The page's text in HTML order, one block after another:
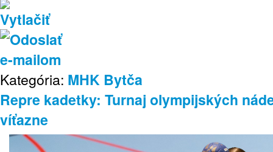
Kategória: MHK Bytča
Repre kadetky: Turnaj olympijských
víťazne